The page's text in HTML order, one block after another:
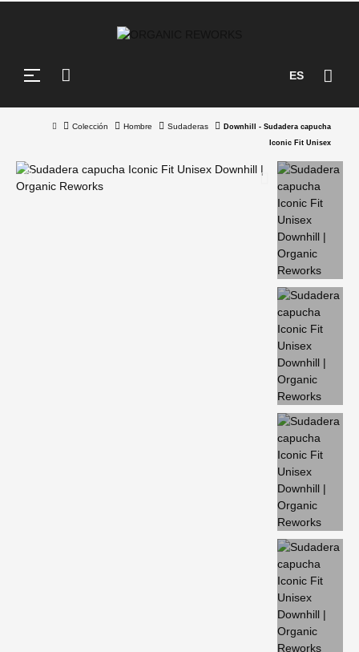
Navegación
palanca
☰ ES
Colección Hombre Sudaderas
Downhill - Sudadera capucha
Iconic Fit Unisex